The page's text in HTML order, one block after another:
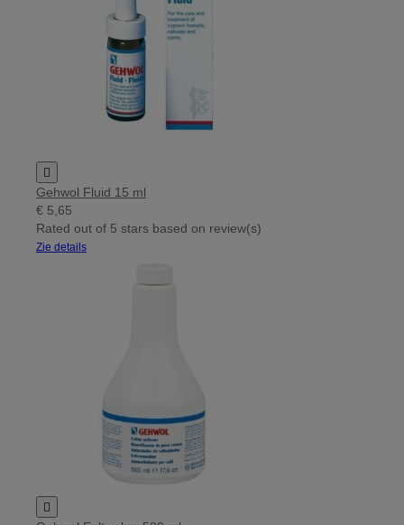

Gehwol Fluid 15 ml
€ 5,65
Rated out of 5 stars based on review(s)
Zie details
